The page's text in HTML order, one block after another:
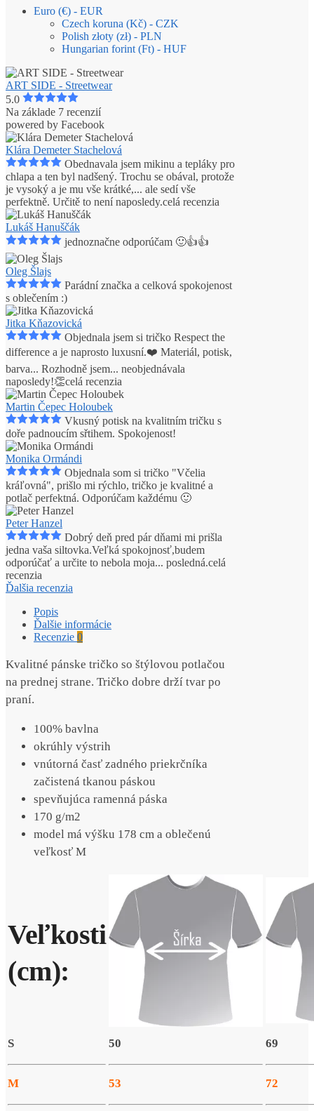
Euro (€) - EUR
Czech koruna (Kč) - CZK
Polish złoty (zł) - PLN
Hungarian forint (Ft) - HUF
ART SIDE - Streetwear
5.0
Na základe 7 recenzií
powered by Facebook
Klára Demeter Stachelová
Obednavala jsem mikinu a tepláky pro
chlapa a ten byl nadšený. Trochu se obával, protože
je vysoký a je mu vše krátké,... ale sedí vše
perfektně. Určitě to není naposledy.celá recenzia
Lukáš Hanuščák
jednoznačne odporúčam 🙂👍👍
Oleg Šlajs
Parádní značka a celková spokojenost
s oblečením :)
Jitka Kňazovická
Objednala jsem si tričko Respect the
difference a je naprosto luxusní.❤️ Materiál, potisk,
barva... Rozhodně jsem... neobjednávala
naposledy!👏celá recenzia
Martin Čepec Holoubek
Vkusný potisk na kvalitním tričku s
doře padnoucím sřtihem. Spokojenost!
Monika Ormándi
Objednala som si tričko "Včelia
kráľovná", prišlo mi rýchlo, tričko je kvalitné a
potlač perfektná. Odporúčam každému 🙂
Peter Hanzel
Dobrý deň pred pár dňami mi prišla
jedna vaša siltovka.Veľká spokojnosť,budem
odporúčať a určite to nebola moja... posledná.celá
recenzia
Ďalšia recenzia
Popis
Ďalšie informácie
Recenzie 0
Kvalitné pánske tričko so štýlovou potlačou
na prednej strane. Tričko dobre drží tvar po
praní.
100% bavlna
okrúhly výstrih
vnútorná časť zadného priekrčníka
začistená tkanou páskou
spevňujúca ramenná páska
170 g/m2
model má výšku 178 cm a oblečenú
veľkosť M
Veľkosti
(cm):
S 50 69
M 53 72